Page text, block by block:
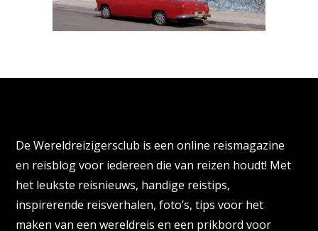
De Wereldreizigersclub is een online reismagazine
en reisblog voor iedereen die van reizen houdt! Met
het leukste reisnieuws, handige reistips,
inspirerende reisverhalen, foto’s, tips voor het
maken van een wereldreis en een prikbord voor